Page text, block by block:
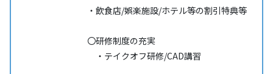
・飲食店/娯楽施設/ホテル等の割引特典等
〇研修制度の充実
・テイクオフ研修/CAD講習